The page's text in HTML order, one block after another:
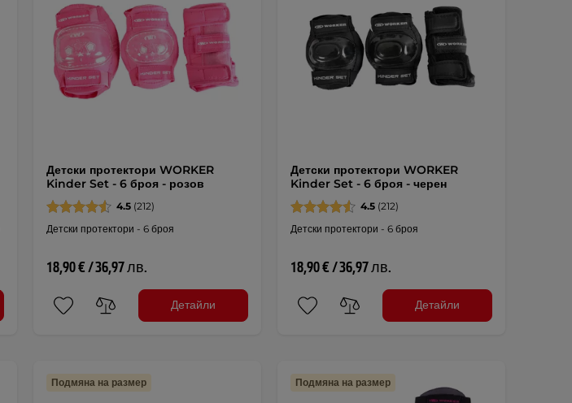
Детски протектори WORKER
Kinder Set - 6 броя - розов
4.5(212)
Детски протектори - 6 броя
18,90 € / 36,97 лв.
Детайли
Детски протектори WORKER
Kinder Set - 6 броя - черен
4.5(212)
Детски протектори - 6 броя
18,90 € / 36,97 лв.
Детайли
Подмяна на размер Подмяна на размер